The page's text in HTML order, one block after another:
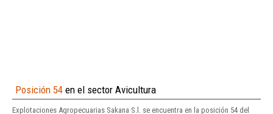
Posición 54 en el sector Avicultura
Explotaciones Agropecuarias Sakana S.l. se encuentra en la posición 54 del